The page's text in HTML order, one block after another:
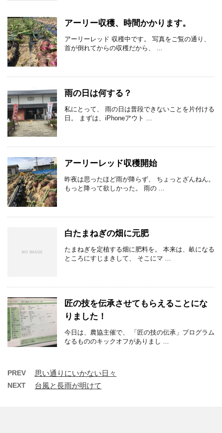
アーリー収穫、時間かかります。
アーリーレッド 収穫中です。 写真をご覧の通り、
首が倒れてからの収穫だから、 ...
雨の日は何する？
私にとって、 雨の日は普段できないことを片付ける
日。 まずは、iPhoneアウト ...
アーリーレッド収穫開始
昨夜は思ったほど雨が降らず、 ちょっとざんねん。
もっと降って欲しかった。 雨の ...
白たまねぎの畑に元肥
たまねぎを定植する畑に肥料を。 本来は、畝になる
ところにすじまきして、 そこにマ ...
匠の技を伝承させてもらえることにな
りました！
今日は、農協主催で、 「匠の技の伝承」プログラム
なるもののキックオフがありまし ...
PREV 思い通りにいかない日々
NEXT 台風と長雨が明けて